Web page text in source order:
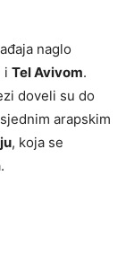
naglo
i Tel Avivom.
doveli su do
arapskim
, koja se